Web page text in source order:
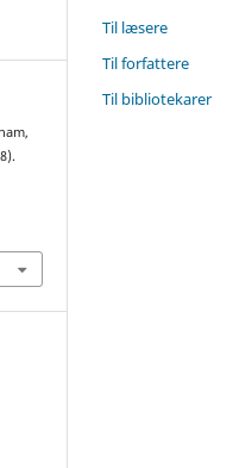
Til læsere
Til forfattere
Til bibliotekarer